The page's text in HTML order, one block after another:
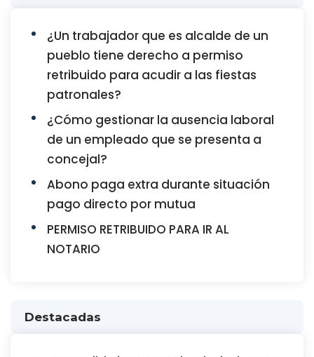
¿Un trabajador que es alcalde de un
pueblo tiene derecho a permiso
retribuido para acudir a las fiestas
patronales?
¿Cómo gestionar la ausencia laboral
de un empleado que se presenta a
concejal?
Abono paga extra durante situación
pago directo por mutua
PERMISO RETRIBUIDO PARA IR AL
NOTARIO
Destacadas